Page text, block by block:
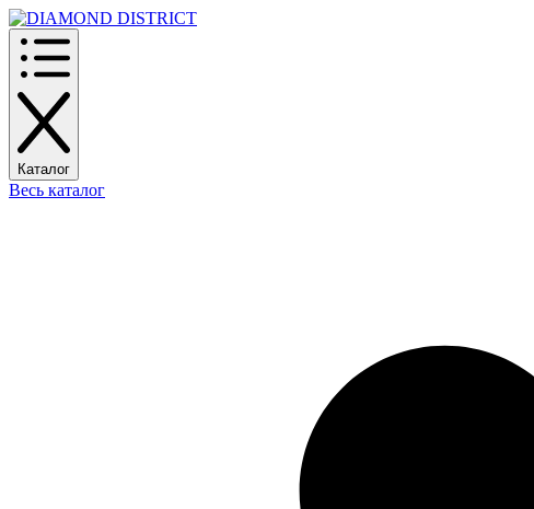
Каталог
Весь каталог